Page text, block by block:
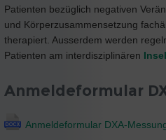
Patienten bezüglich negativen
und Körperzusammensetzung
therapiert. Ausserdem werden
Patienten am interdisziplinären
Anmeldeformular
Anmeldeformular DXA-